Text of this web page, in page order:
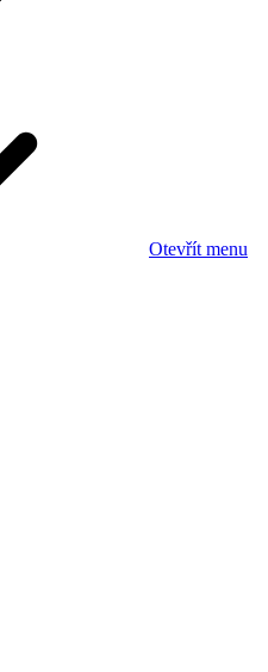
Otevřít menu